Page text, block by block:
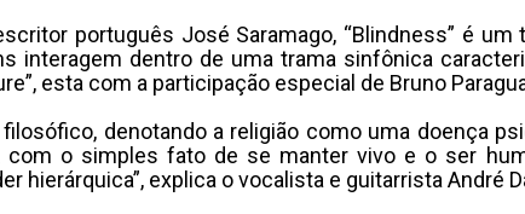
português José Saramago, “Blindness” é
interagem dentro de uma trama sinfônica
esta com a participação especial de Bruno
filosófico, denotando a religião como uma doença
o simples fato de se manter vivo e o ser
hierárquica”, explica o vocalista e guitarrista André